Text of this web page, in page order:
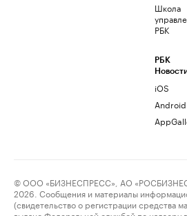
Школа
РБК
РБК
iOS
Android
© ООО «БИЗНЕСПРЕСС», АО
2026. Сообщения и материалы
(свидетельство о регистрации средства